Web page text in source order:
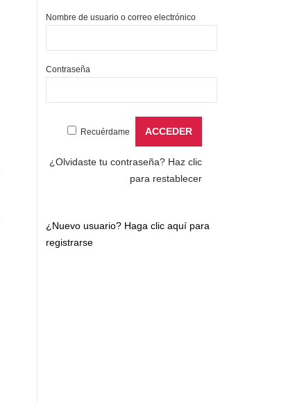
Nombre de usuario o correo electrónico
Contraseña
Recuérdame
¿Olvidaste tu contraseña? Haz clic
para restablecer
¿Nuevo usuario? Haga clic aquí para
registrarse